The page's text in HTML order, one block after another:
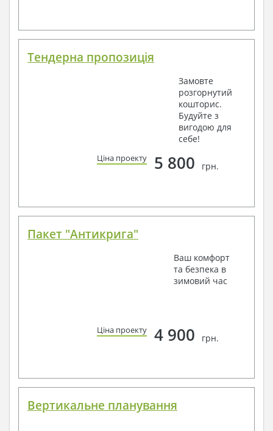
Тендерна пропозиція
Замовте
розгорнутий
кошторис.
Будуйте з
вигодою для
себе!
Ціна проекту 5 800 грн.
Пакет "Антикрига"
Ваш комфорт
та безпека в
зимовий час
Ціна проекту 4 900 грн.
Вертикальне планування